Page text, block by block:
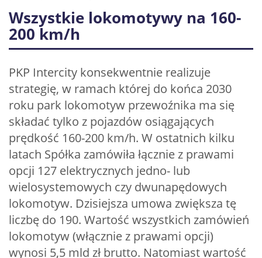
Wszystkie lokomotywy na 160-
200 km/h
PKP Intercity konsekwentnie realizuje
strategię, w ramach której do końca 2030
roku park lokomotyw przewoźnika ma się
składać tylko z pojazdów osiągających
prędkość 160-200 km/h. W ostatnich kilku
latach Spółka zamówiła łącznie z prawami
opcji 127 elektrycznych jedno- lub
wielosystemowych czy dwunapędowych
lokomotyw. Dzisiejsza umowa zwiększa tę
liczbę do 190. Wartość wszystkich zamówień
lokomotyw (włącznie z prawami opcji)
wynosi 5,5 mld zł brutto. Natomiast wartość